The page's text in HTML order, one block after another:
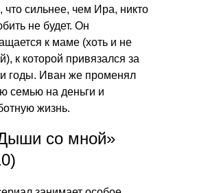
что сильнее, чем Ира, никто
не будет. Он
к маме (хоть и не
к которой привязался за
годы. Иван же променял
семью на деньги и
жизнь.
со мной»